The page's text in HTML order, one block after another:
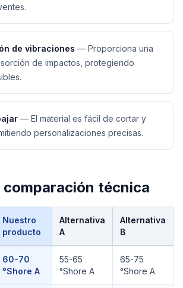
de vibraciones — Proporciona una
de impactos, protegiendo
— El material es fácil de cortar y
personalizaciones precisas.
comparación técnica
Nuestro
producto
Alternativa
A
Alternativa
B
60-70
°Shore A
55-65
°Shore A
65-75
°Shore A